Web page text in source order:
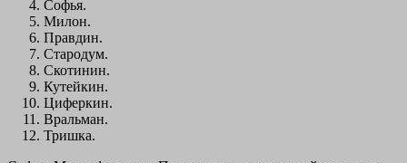
Софья.
Милон.
Правдин.
Стародум.
Скотинин.
Кутейкин.
Циферкин.
Вральман.
Тришка.